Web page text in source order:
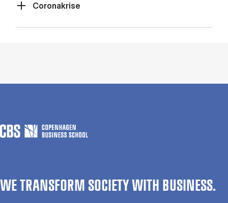
Coronakrise
WE TRANSFORM SOCIETY WITH BUSINESS.